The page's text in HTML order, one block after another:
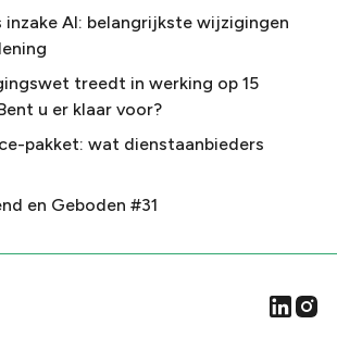
inzake AI: belangrijkste wijzigingen
treedt in werking op 15
u er klaar voor?
pakket: wat dienstaanbieders
en Geboden #31